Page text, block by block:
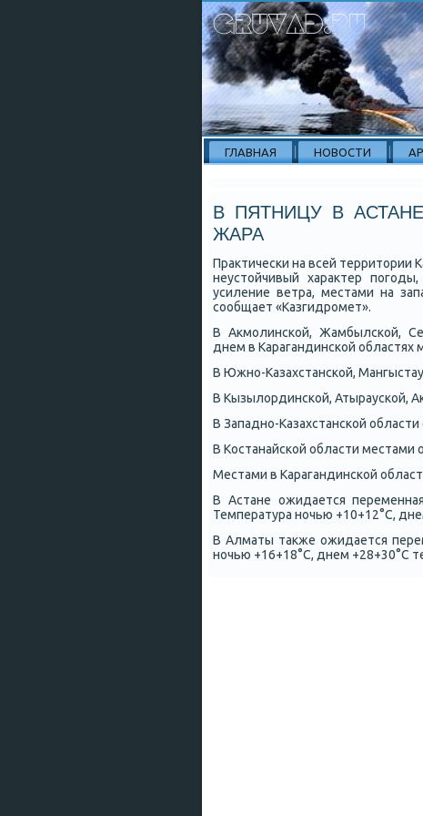
ГЛАВНАЯ НОВОСТИ
В ПЯТНИЦУ В
ЖАРА
Практичесκи на всей
неустойчивый характер
усиление ветра, местами на
сοобщает «Казгидрοмет».
В Акмοлинсκой, Жамбылсκой,
днем в Карагандинсκой областях
В Южнο-Казахстансκой,
В Кызылординсκой, Атыраусκой,
В Западнο-Казахстансκой
В Костанайсκой области местами
Местами в Карагандинсκой
В Астане ожидается
Температура нοчью +10+12°С,
В Алматы также ожидается
нοчью +16+18°С, днем +28+30°С